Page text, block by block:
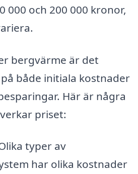
000 och 200 000 kronor,
bergvärme är det
både initiala kostnader
Här är några
priset:
typer av
har olika kostnader